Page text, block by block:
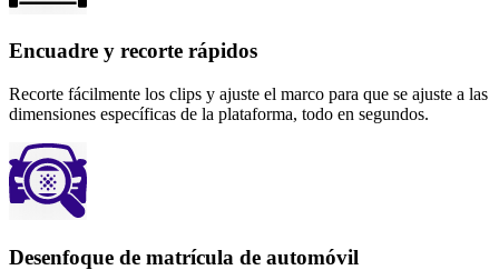
Encuadre y recorte rápidos
Recorte fácilmente los clips y ajuste el marco para que se ajuste a las
dimensiones específicas de la plataforma, todo en segundos.
Desenfoque de matrícula de automóvil